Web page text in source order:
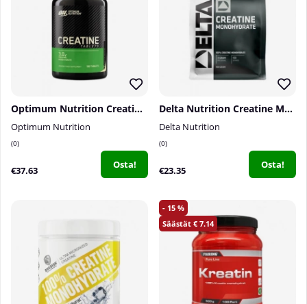
Optimum Nutrition Creatine Monohydrate, 180 tabs
Optimum Nutrition
0
€37.63 Osta!
Delta Nutrition Creatine Monohydrate, 400 g
Delta Nutrition
0
€23.35 Osta!
15
7.14